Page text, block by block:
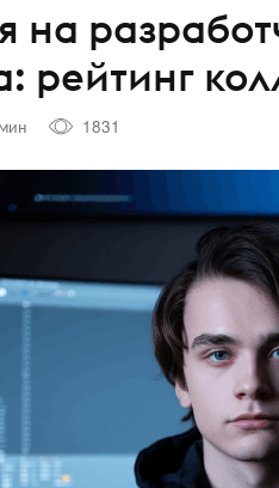
на
рейтинг
1831